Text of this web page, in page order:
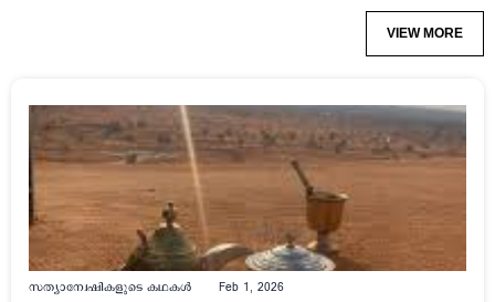
VIEW MORE
സത്യാന്വേഷികളുടെ കഥകൾ Feb 1, 2026